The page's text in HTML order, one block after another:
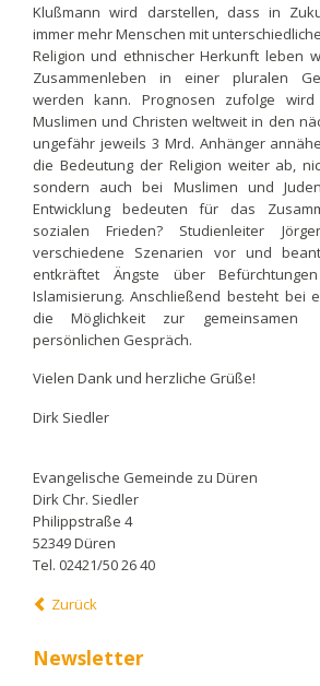
Klußmann wird darstellen, dass in
immer mehr Menschen mit
Religion und ethnischer Herkunft leben
Zusammenleben in einer pluralen
werden kann. Prognosen zufolge
Muslimen und Christen weltweit in den
ungefähr jeweils 3 Mrd. Anhänger
die Bedeutung der Religion weiter ab,
sondern auch bei Muslimen und
Entwicklung bedeuten für das
sozialen Frieden? Studienleiter
verschiedene Szenarien vor und
entkräftet Ängste über
Islamisierung. Anschließend besteht bei
die Möglichkeit zur
persönlichen Gespräch.
Vielen Dank und herzliche Grüße!
Dirk Siedler
Evangelische Gemeinde zu Düren
Dirk Chr. Siedler
Philippstraße 4
52349 Düren
Tel. 02421/50 26 40
Zurück
Newsletter